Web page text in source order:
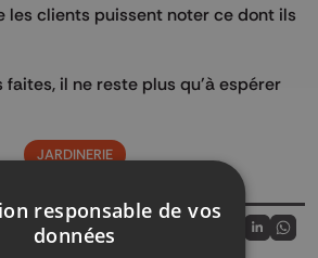
les clients puissent noter ce dont ils
faites, il ne reste plus qu'à espérer
JARDINERIE
Partagez sur
Partagez
responsable de vos
données